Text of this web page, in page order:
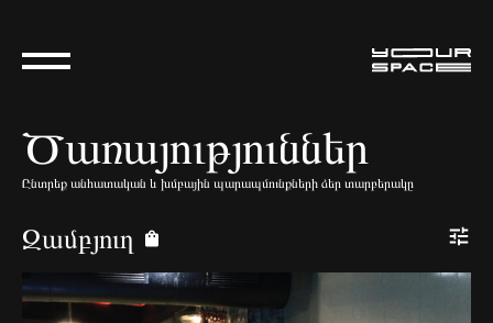
Ծառայություններ
Ընտրեք անհատական և խմբային պարապմունքների ձեր տարբերակը
Զամբյուղ